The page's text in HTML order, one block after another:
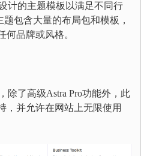
计的主题模板以满足不同行
包含大量的布局包和模板，
何品牌或风格。
除了高级Astra Pro功能外，此
，并允许在网站上无限使用